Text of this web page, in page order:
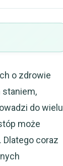
o zdrowie
staniem,
do wielu
może
coraz